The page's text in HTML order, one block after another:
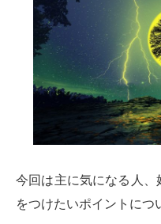
今回は主に気になる人
をつけたいポイントにつ